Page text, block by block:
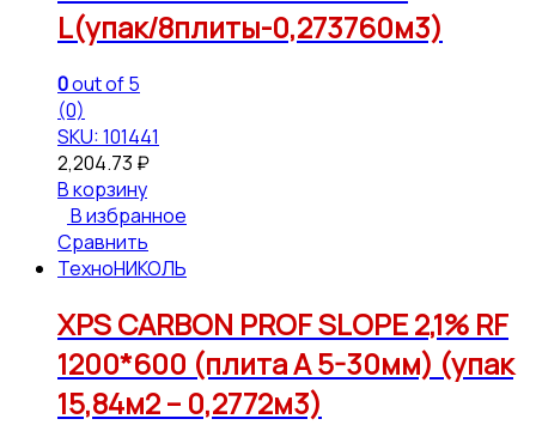
L(упак/8плиты-0,273760м3)
0out of 5
(0)
SKU: 101441
2,204.73 ₽
В корзину
В избранное
Сравнить
ТехноНИКОЛЬ
XPS CARBON PROF SLOPE 2,1% RF
1200*600 (плита А 5-30мм) (упак
15,84м2 – 0,2772м3)